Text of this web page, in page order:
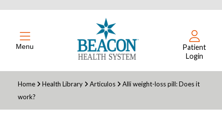
Menu
Patient
Login
Home Health Library Articulos
Alli weight-loss pill: Does it
work?